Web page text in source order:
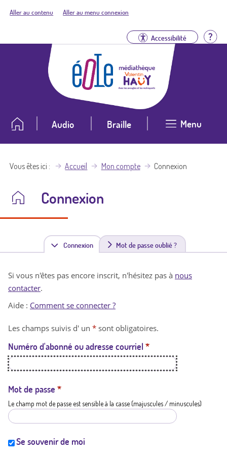
Aller au contenu Aller au menu connexion
Accessibilité
Audio Braille Menu
Vous êtes ici Accueil Mon compte Connexion
Connexion
Connexion(
n
t
a
t
i
Mot de passe oublié ?
Si vous n'êtes pas encore inscrit, n'hésitez pas à nous
contacter.
Aide : Comment se connecter ?
Les champs suivis d' un * sont obligatoires.
Numéro d'abonné ou adresse courriel *
Mot de passe *
Le champ mot de passe est sensible à la casse (majuscules / minuscules)
Se souvenir de moi